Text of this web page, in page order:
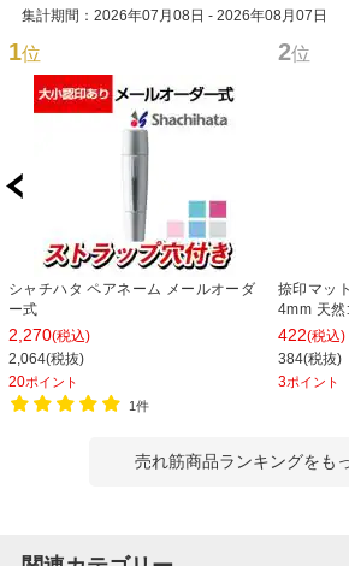
集計期間：2026年07月08日 - 2026年08月07日
1位
シャチハタ ペアネーム メールオーダ
ー式
2,270(税込)
2,064(税抜)
20ポイント
1件
2位
捺印マッ
4mm 天然
こ 印鑑
10
422(税込)
384(税抜)
3ポイント
売れ筋商品ランキングをも